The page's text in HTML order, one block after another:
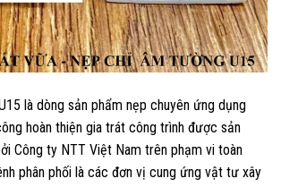
là dòng sản phẩm nẹp chuyên ứng dụng
hoàn thiện gia trát công trình được sản
Công ty NTT Việt Nam trên phạm vi toàn
phân phối là các đơn vị cung ứng vật tư xây